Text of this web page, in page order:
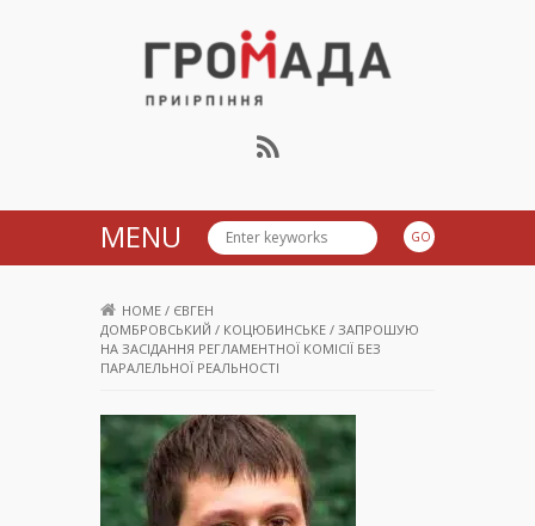
Громада Приірпіння
MENU
HOME / ЄВГЕН
ДОМБРОВСЬКИЙ / КОЦЮБИНСЬКЕ / ЗАПРОШУЮ
НА ЗАСІДАННЯ РЕГЛАМЕНТНОЇ КОМІСІЇ БЕЗ
ПАРАЛЕЛЬНОЇ РЕАЛЬНОСТІ